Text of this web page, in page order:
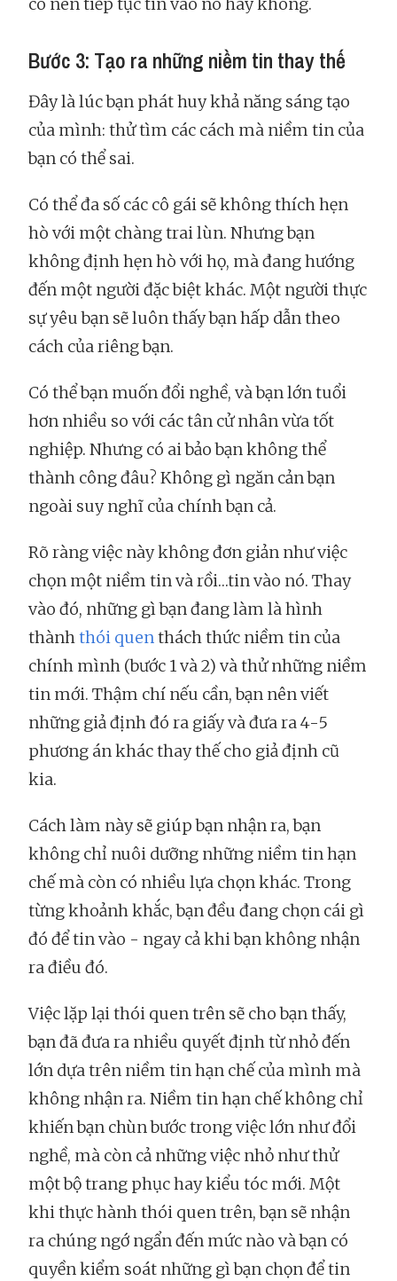
Bước 3: Tạo ra những niềm tin thay thế
Đây là lúc bạn phát huy khả năng sáng tạo
của mình: thử tìm các cách mà niềm tin của
bạn có thể sai.
Có thể đa số các cô gái sẽ không thích hẹn
hò với một chàng trai lùn. Nhưng bạn
không định hẹn hò với họ, mà đang hướng
đến một người đặc biệt khác. Một người thực
sự yêu bạn sẽ luôn thấy bạn hấp dẫn theo
cách của riêng bạn.
Có thể bạn muốn đổi nghề, và bạn lớn tuổi
hơn nhiều so với các tân cử nhân vừa tốt
nghiệp. Nhưng có ai bảo bạn không thể
thành công đâu? Không gì ngăn cản bạn
ngoài suy nghĩ của chính bạn cả.
Rõ ràng việc này không đơn giản như việc
chọn một niềm tin và rồi…tin vào nó. Thay
vào đó, những gì bạn đang làm là hình
thànhthói quenthách thức niềm tin của
chính mình (bước 1 và 2) và thử những niềm
tin mới. Thậm chí nếu cần, bạn nên viết
những giả định đó ra giấy và đưa ra 4-5
phương án khác thay thế cho giả định cũ
kia.
Cách làm này sẽ giúp bạn nhận ra, bạn
không chỉ nuôi dưỡng những niềm tin hạn
chế mà còn có nhiều lựa chọn khác. Trong
từng khoảnh khắc, bạn đều đang chọn cái gì
đó để tin vào - ngay cả khi bạn không nhận
ra điều đó.
Việc lặp lại thói quen trên sẽ cho bạn thấy,
bạn đã đưa ra nhiều quyết định từ nhỏ đến
lớn dựa trên niềm tin hạn chế của mình mà
không nhận ra. Niềm tin hạn chế không chỉ
khiến bạn chùn bước trong việc lớn như đổi
nghề, mà còn cả những việc nhỏ như thử
một bộ trang phục hay kiểu tóc mới. Một
khi thực hành thói quen trên, bạn sẽ nhận
ra chúng ngớ ngẩn đến mức nào và bạn có
quyền kiểm soát những gì bạn chọn để tin